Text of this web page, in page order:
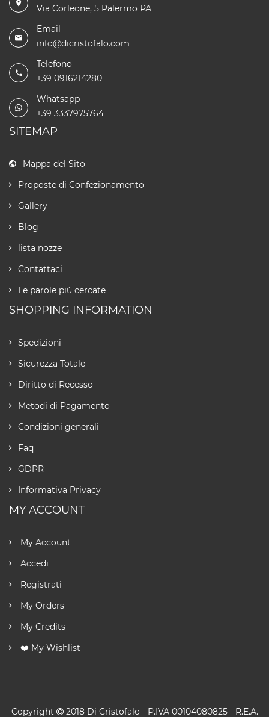
Via Corleone, 5 Palermo PA
Email
info@dicristofalo.com
Telefono
+39 0916214280
Whatsapp
+39 3337975764
SITEMAP
Mappa del Sito
Proposte di Confezionamento
Gallery
Blog
lista nozze
Contattaci
Le parole più cercate
SHOPPING INFORMATION
Spedizioni
Sicurezza Totale
Diritto di Recesso
Metodi di Pagamento
Condizioni generali
Faq
GDPR
Informativa Privacy
MY ACCOUNT
My Account
Accedi
Registrati
My Orders
My Credits
❤️ My Wishlist
Copyright 2018 Di Cristofalo - P.IVA 00104080825 - R.E.A.